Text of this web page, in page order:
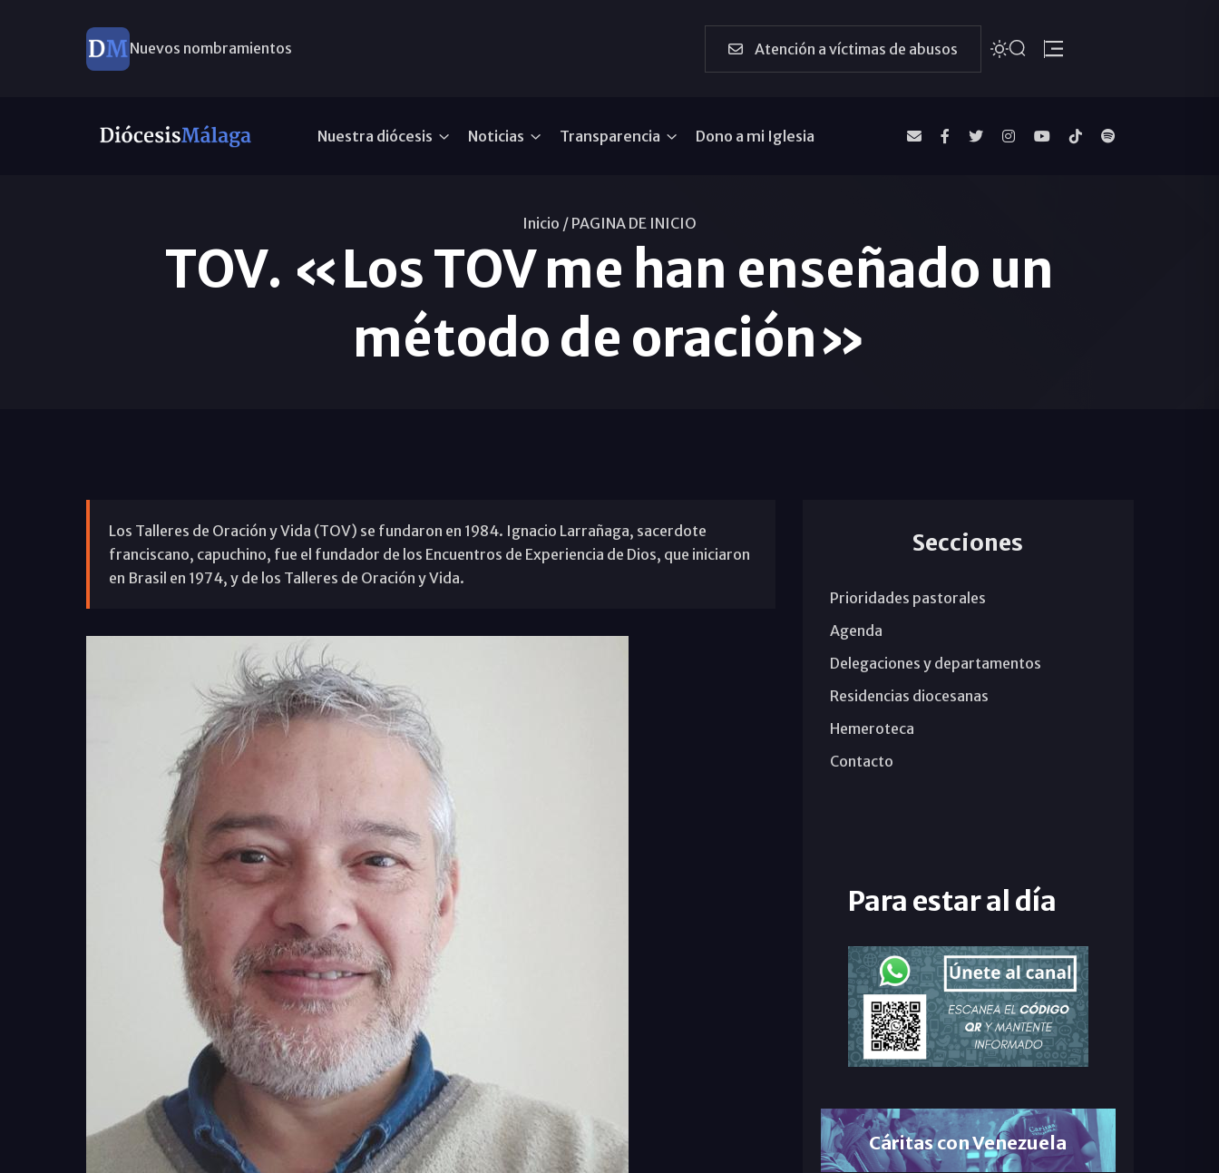
Nuevos nombramientos Atención a víctimas de abusos
Nuestra diócesis Noticias Transparencia Dono a mi Iglesia
Inicio / PAGINA DE INICIO
TOV. «Los TOV me han enseñado un
método de oración»
Los Talleres de Oración y Vida (TOV) se fundaron en 1984. Ignacio Larrañaga, sacerdote
franciscano, capuchino, fue el fundador de los Encuentros de Experiencia de Dios, que iniciaron
en Brasil en 1974, y de los Talleres de Oración y Vida.
Secciones
Prioridades pastorales
Agenda
Delegaciones y departamentos
Residencias diocesanas
Hemeroteca
Contacto
Para estar al día
Cáritas con Venezuela